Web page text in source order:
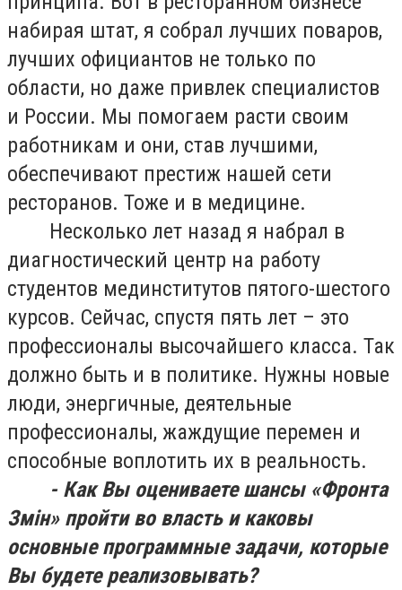
набирая штат, я собрал лучших поваров,
лучших официантов не только по
области, но даже привлек специалистов
и России. Мы помогаем расти своим
работникам и они, став лучшими,
обеспечивают престиж нашей сети
ресторанов. Тоже и в медицине.
Несколько лет назад я набрал в
диагностический центр на работу
студентов мединститутов пятого-шестого
курсов. Сейчас, спустя пять лет – это
профессионалы высочайшего класса. Так
должно быть и в политике. Нужны новые
люди, энергичные, деятельные
профессионалы, жаждущие перемен и
способные воплотить их в реальность.
- Как Вы оцениваете шансы «Фронта
Змін»пройти во власть и каковы
основные программные задачи, которые
Вы будете реализовывать?